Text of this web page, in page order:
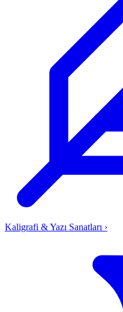
Kaligrafi & Yazı Sanatları ›